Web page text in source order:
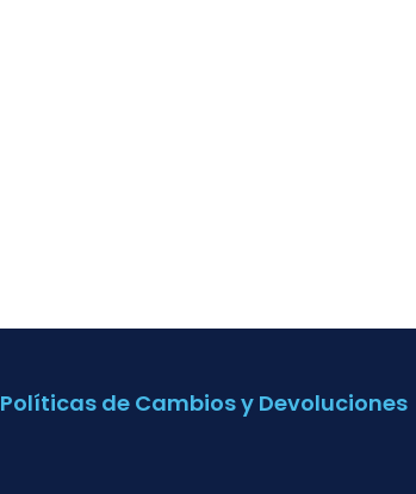
Políticas de Cambios y Devoluciones